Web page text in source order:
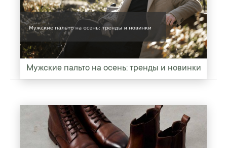
Мужские пальто на осень: тренды и новинки